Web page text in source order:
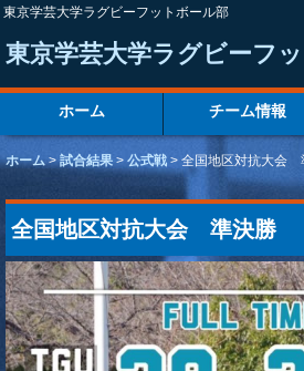
東京学芸大学ラグビーフットボール部
東京学芸大学ラグビーフ
ホーム チーム情報
ホーム > 試合結果 > 公式戦 > 全国地区対抗大会
全国地区対抗大会 準決勝